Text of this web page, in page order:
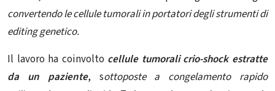
convertendole cellule tumorali in portatori degli strumenti di
editing genetico.
Il lavoro ha coinvolto cellule tumorali crio-shock estratte
da un paziente, sottoposte a congelamento rapido